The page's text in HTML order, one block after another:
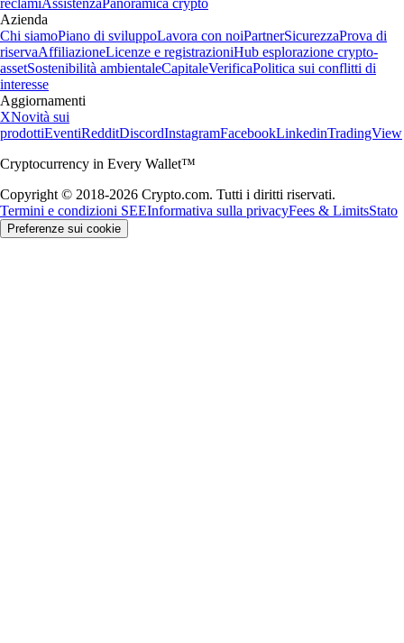
reclamiAssistenza Panoramica crypto
Azienda
Chi siamoPiano di sviluppoLavora con noiPartnerSicurezzaProva di
riservaAffiliazioneLicenze e registrazioniHub esplorazione crypto-
assetSostenibilità ambientaleCapitaleVerificaPolitica sui conflitti di
interesse
Aggiornamenti
XNovità sui
prodottiEventiRedditDiscordInstagramFacebookLinkedinTradingView
Cryptocurrency in Every Wallet™
Copyright © 2018-2026 Crypto.com. Tutti i diritti riservati.
Termini e condizioni SEEInformativa sulla privacyFees & LimitsStato
Preferenze sui cookie